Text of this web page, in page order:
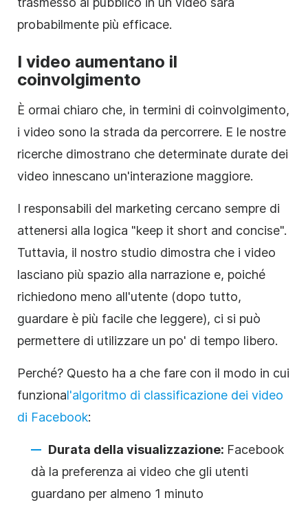
probabilmente più efficace.
I video aumentano il
coinvolgimento
È ormai chiaro che, in termini di coinvolgimento,
i video sono la strada da percorrere. E le nostre
ricerche dimostrano che determinate durate dei
video innescano un'interazione maggiore.
I responsabili del marketing cercano sempre di
attenersi alla logica "keep it short and concise".
Tuttavia, il nostro studio dimostra che i video
lasciano più spazio alla narrazione e, poiché
richiedono meno all'utente (dopo tutto,
guardare è più facile che leggere), ci si può
permettere di utilizzare un po' di tempo libero.
Perché? Questo ha a che fare con il modo in cui
funzional'algoritmo di classificazione dei video
di Facebook:
Durata della visualizzazione: Facebook
dà la preferenza ai video che gli utenti
guardano per almeno 1 minuto